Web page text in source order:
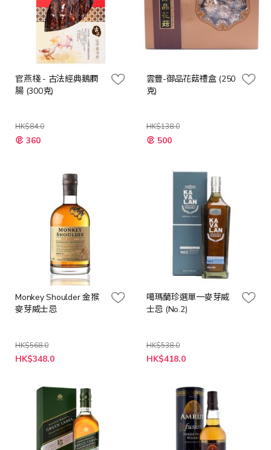
官燕棧 - 古法經典鵝膶
腸 (300克)
HK$84.0
特
殊 360
雲豐-御品花菇禮盒 (250
克)
HK$138.0
特
殊 500
Monkey Shoulder 金猴
麥芽威士忌
HK$568.0
特
殊
HK$348.0
噶瑪蘭珍選單一麥芽威
士忌 (No.2)
HK$538.0
特
殊
HK$418.0